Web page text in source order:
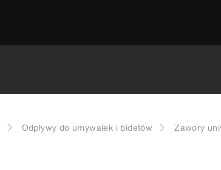
Odpływy do umywalek i bidetów Zawory